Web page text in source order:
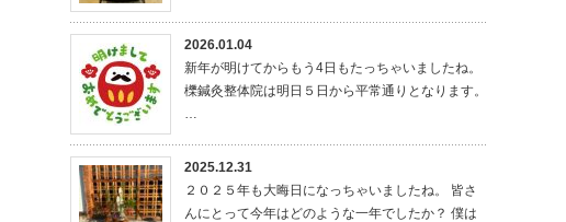
2026.01.04
新年が明けてからもう4日もたっちゃいましたね。
櫟鍼灸整体院は明日５日から平常通りとなります。
…
2025.12.31
２０２５年も大晦日になっちゃいましたね。 皆さ
んにとって今年はどのような一年でしたか？ 僕は